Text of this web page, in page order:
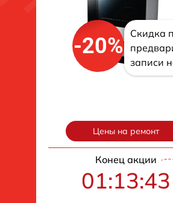
-20%
Скидка
записи
Цены на ремонт
Конец акции
01:13:42